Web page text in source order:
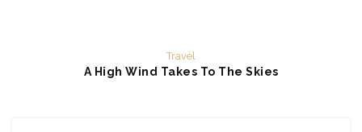
Travel
A High Wind Takes To The Skies